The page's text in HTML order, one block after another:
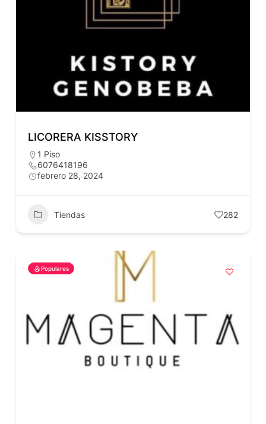
LICORERA KISSTORY
1 Piso
6076418196
febrero 28, 2024
Tiendas 282
Populares